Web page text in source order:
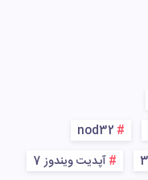
nod32
آپدیت ویندوز 7